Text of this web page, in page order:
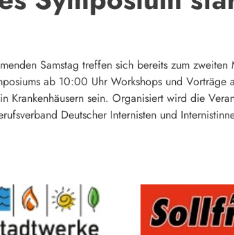
Samstag treffen sich bereits zum
ab 10:00 Uhr Workshops und Vorträge
Krankenhäusern sein. Organisiert wird die
Deutscher Internisten und